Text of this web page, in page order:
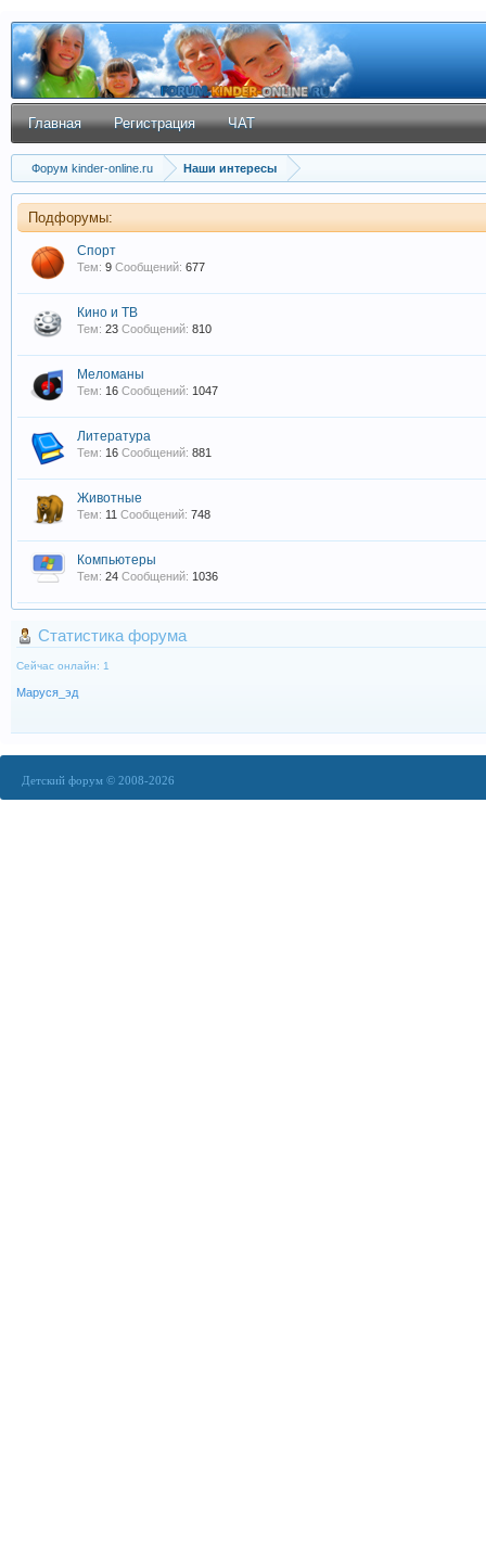
Главная Регистрация ЧАТ
Форум kinder-online.ru Наши интересы
Подфорумы:
Спорт
Тем: 9 Сообщений: 677
Кино и ТВ
Тем: 23 Сообщений: 810
Меломаны
Тем: 16 Сообщений: 1047
Литература
Тем: 16 Сообщений: 881
Животные
Тем: 11 Сообщений: 748
Компьютеры
Тем: 24 Сообщений: 1036
Статистика форума
Сейчас онлайн: 1
Маруся_эд
Детский форум © 2008-2026